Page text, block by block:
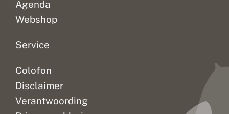
Agenda
Webshop
Service
Colofon
Disclaimer
Verantwoording